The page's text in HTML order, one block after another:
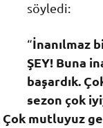
söyledi:
“İnanılmaz
ŞEY! Buna
başardık.
sezon çok
Çok mutluyuz